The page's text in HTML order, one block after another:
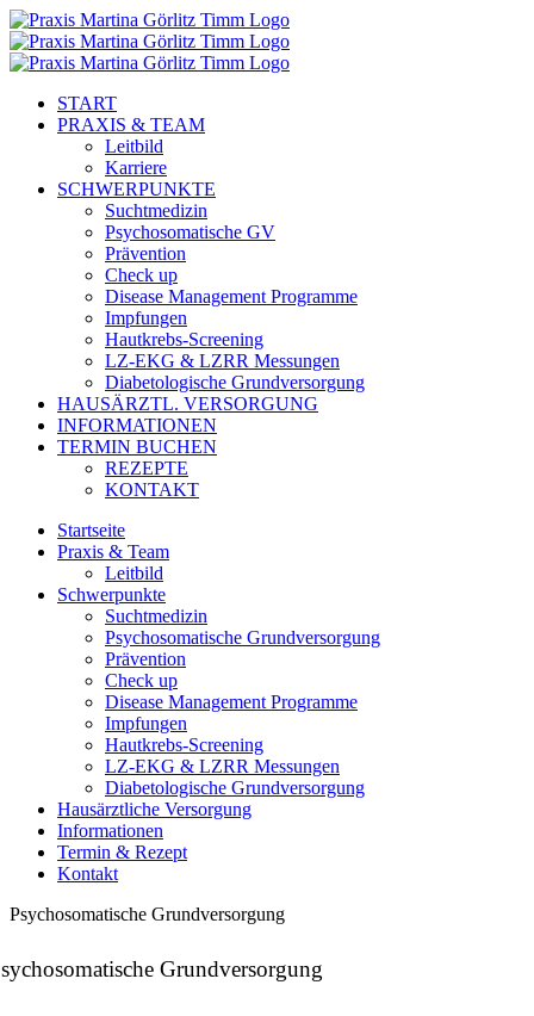
Zum
Inhalt
springen
START
PRAXIS & TEAM
Leitbild
Karriere
SCHWERPUNKTE
Suchtmedizin
Psychosomatische GV
Prävention
Check up
Disease Management Programme
Impfungen
Hautkrebs-Screening
LZ-EKG & LZRR Messungen
Diabetologische Grundversorgung
HAUSÄRZTL. VERSORGUNG
INFORMATIONEN
TERMIN BUCHEN
REZEPTE
KONTAKT
Startseite
Praxis & Team
Leitbild
Schwerpunkte
Suchtmedizin
Psychosomatische Grundversorgung
Prävention
Check up
Disease Management Programme
Impfungen
Hautkrebs-Screening
LZ-EKG & LZRR Messungen
Diabetologische Grundversorgung
Hausärztliche Versorgung
Informationen
Termin & Rezept
Kontakt
Psycho­somatische Grund­versorgung
Grundversorgung